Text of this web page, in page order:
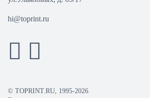
hi@toprint.ru
© TOPRINT.RU, 1995-2026